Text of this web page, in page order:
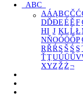
ABC
AÁĄBCČĆ
DĎĐEÉĚF
HI J KLĹŁ
NŇOÓÖŐP
RŘŔ S Š Ś Ş
ŤŢUÚÜŰV
XYZ Ž Ż¬